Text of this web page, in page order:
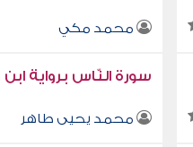
محمد مكي
سورة النّاس برواية
محمد يحيى طاهر